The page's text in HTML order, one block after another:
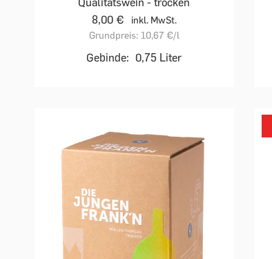
8,00 €
inkl. MwSt.
Grundpreis: 10,67 €/l
Gebinde: 0,75 Liter